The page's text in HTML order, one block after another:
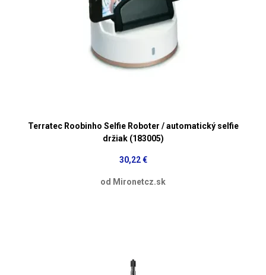
Terratec Roobinho Selfie Roboter / automatický selfie
držiak (183005)
30,22 €
od Mironetcz.sk